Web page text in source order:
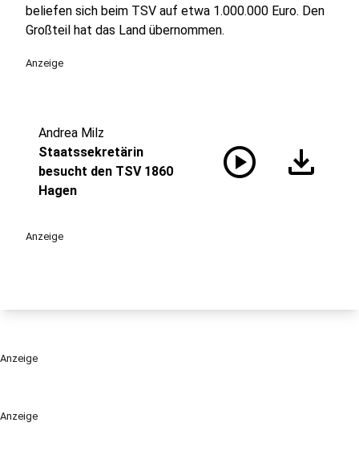
Anzeige
beliefen sich beim TSV auf etwa 1.000.000 Euro. Den
Großteil hat das Land übernommen.
Anzeige
Andrea Milz
Staatssekretärin
besucht den TSV 1860
Hagen
play_circle download
Anzeige
Anzeige